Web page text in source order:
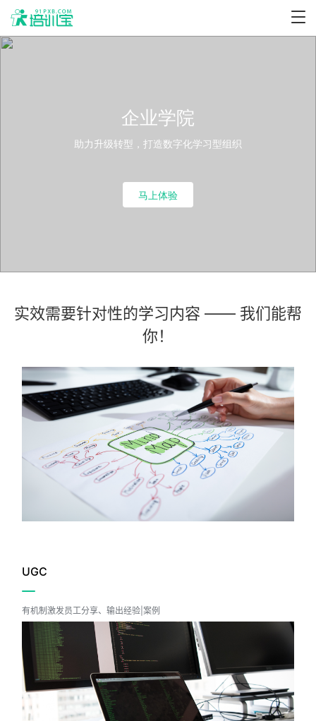
企业学院
助力升级转型，打造数字化学习型组织
马上体验
知识萃取
快速沉淀企业知识
马上体验
适用场景多，互动功能强
实效需要针对性的学习内容 —— 我们能帮
你！
UGC
有机制激发员工分享、输出经验|案例